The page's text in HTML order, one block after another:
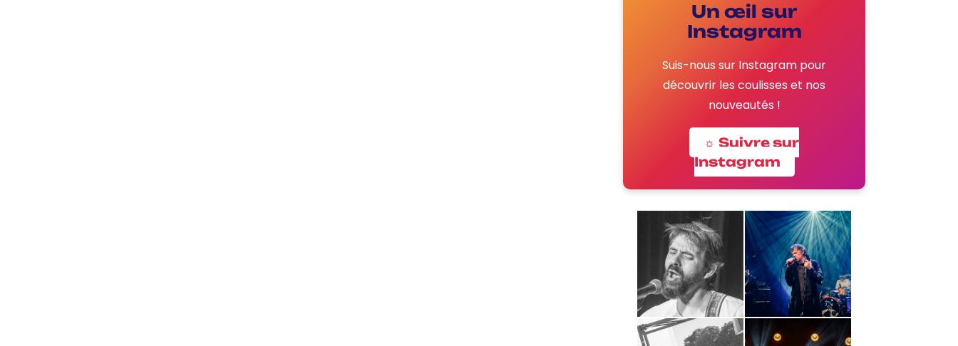
Un œil sur
Instagram
Suis-nous sur Instagram pour
découvrir les coulisses et nos
nouveautés !
☼ Suivre sur
Instagram